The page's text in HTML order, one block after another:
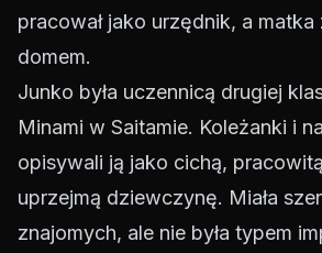
pracował jako urzędnik, a matka
domem.
Junko była uczennicą drugiej
Minami w Saitamie. Koleżanki i
opisywali ją jako cichą,
uprzejmą dziewczynę. Miała
znajomych, ale nie była typem